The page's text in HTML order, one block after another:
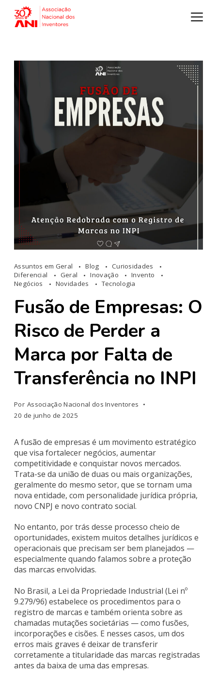
Assuntos em Geral Blog
Curiosidades
Diferencial
Geral Inovação
Invento
Negócios
Novidades Tecnologia
Fusão de Empresas: O
Risco de Perder a
Marca por Falta de
Transferência no INPI
Por Associação Nacional dos Inventores
20 de junho de 2025
A fusão de empresas é um movimento estratégico
que visa fortalecer negócios, aumentar
competitividade e conquistar novos mercados.
Trata-se da união de duas ou mais organizações,
geralmente do mesmo setor, que se tornam uma
nova entidade, com personalidade jurídica própria,
novo CNPJ e novo contrato social.
No entanto, por trás desse processo cheio de
oportunidades, existem muitos detalhes jurídicos e
operacionais que precisam ser bem planejados —
especialmente quando falamos sobre a proteção
das marcas envolvidas.
No Brasil, a Lei da Propriedade Industrial (Lei nº
9.279/96) estabelece os procedimentos para o
registro de marcas e também orienta sobre as
chamadas mutações societárias — como fusões,
incorporações e cisões. E nesses casos, um dos
erros mais graves é deixar de transferir
corretamente a titularidade das marcas registradas
antes da baixa de uma das empresas.